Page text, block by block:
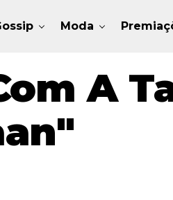
Moda
A